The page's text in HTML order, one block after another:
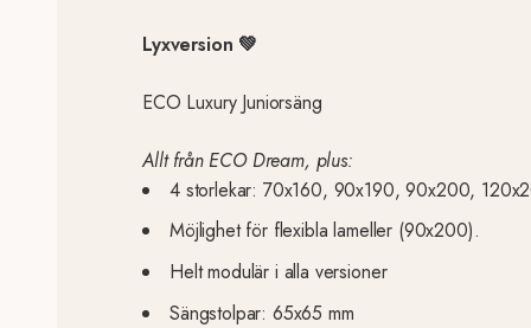
Lyxversion 💚
ECO Luxury Juniorsäng
Allt från ECO Dream, plus:
4 storlekar: 70x160, 90x190, 90x200,
Möjlighet för flexibla lameller (90x200).
Helt modulär i alla versioner
Sängstolpar: 65x65 mm